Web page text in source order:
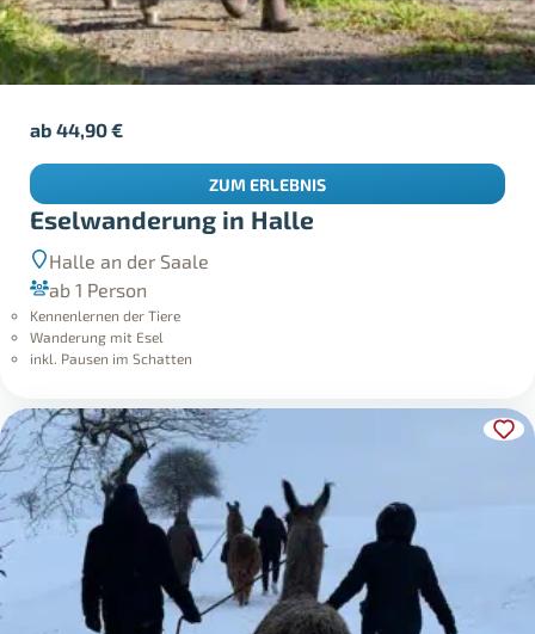
Eselwanderung in Halle
Halle an der Saale
ab 1 Person
Kennenlernen der Tiere
Wanderung mit Esel
inkl. Pausen im Schatten
ab44,90€
ZUM ERLEBNIS